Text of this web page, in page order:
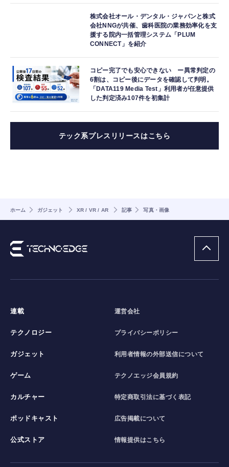
株式会社オール・デンタル・ジャパンと株式
会社NNGが共催、歯科医院の業務効率化を支
援する院内一括管理システム「PLUM
CONNECT」を紹介
コピー完了でも安心できない ー異常判定の
6割は、コピー後にデータを確認して判明。
「DATA119 Media Test」利用者が任意提供
した判定済み107件を初集計
テック系プレスリリースはこちら
ホーム ガジェット XR / VR / AR 記事 写真・画像
連載
テクノロジー
ガジェット
ゲーム
カルチャー
ポッドキャスト
公式ストア
運営会社
プライバシーポリシー
利用者情報の外部送信について
テクノエッジ会員規約
特定商取引法に基づく表記
広告掲載について
情報提供はこちら